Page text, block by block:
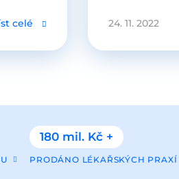
celé 24. 11. 2022
180 mil. Kč +
PRODÁNO LÉKAŘSKÝCH PRAXÍ